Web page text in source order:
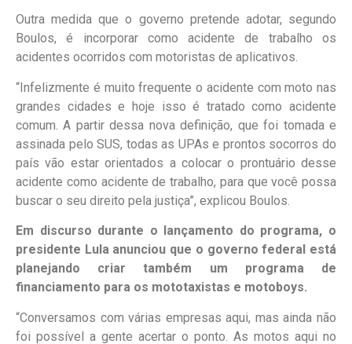
Outra medida que o governo pretende adotar, segundo
Boulos, é incorporar como acidente de trabalho os
acidentes ocorridos com motoristas de aplicativos.
“Infelizmente é muito frequente o acidente com moto nas
grandes cidades e hoje isso é tratado como acidente
comum. A partir dessa nova definição, que foi tomada e
assinada pelo SUS, todas as UPAs e prontos socorros do
país vão estar orientados a colocar o prontuário desse
acidente como acidente de trabalho, para que você possa
buscar o seu direito pela justiça”, explicou Boulos.
Em discurso durante o lançamento do programa, o
presidente Lula anunciou que o governo federal está
planejando criar também um programa de
financiamento para os mototaxistas e motoboys.
“Conversamos com várias empresas aqui, mas ainda não
foi possível a gente acertar o ponto. As motos aqui no